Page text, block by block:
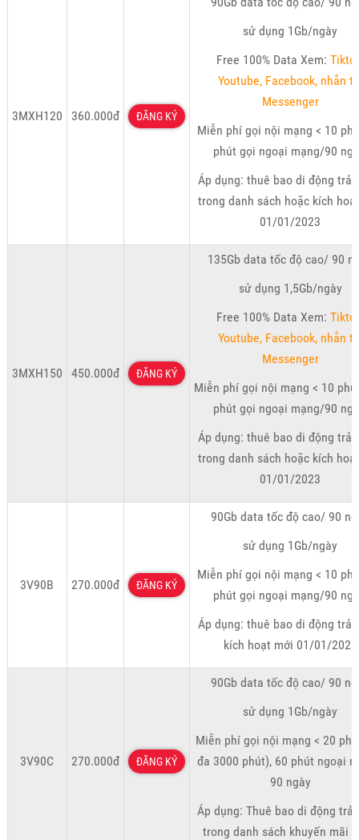
3MXH120 360.000đ ĐĂNG KÝ
sử dụng 1Gb/ngày
Free 100% Data Xem:
Youtube, Facebook, nhắn
Messenger
Miễn phí gọi nội mạng < 10
phút gọi ngoại mạng/90
Áp dụng: thuê bao di động trả
trong danh sách hoặc kích
01/01/2023
3MXH150 450.000đ ĐĂNG KÝ
135Gb data tốc độ cao/ 90
sử dụng 1,5Gb/ngày
Free 100% Data Xem:
Youtube, Facebook, nhắn
Messenger
Miễn phí gọi nội mạng < 10
phút gọi ngoại mạng/90
Áp dụng: thuê bao di động trả
trong danh sách hoặc kích
01/01/2023
3V90B 270.000đ ĐĂNG KÝ
90Gb data tốc độ cao/ 90
sử dụng 1Gb/ngày
Miễn phí gọi nội mạng < 10
phút gọi ngoại mạng/90
Áp dụng: thuê bao di động trả
kích hoạt mới 01/01/2023
3V90C 270.000đ ĐĂNG KÝ
90Gb data tốc độ cao/ 90
sử dụng 1Gb/ngày
Miễn phí gọi nội mạng < 20
đa 3000 phút), 60 phút ngoại
90 ngày
Áp dụng: Thuê bao di động trả
trong danh sách khuyến mãi